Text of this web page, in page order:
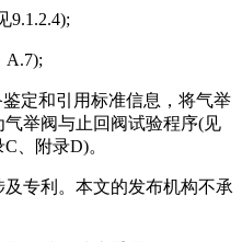
9.1.2.4);
A.7);
定和引用标准信息，将气举
举阀与止回阀试验程序(见
、附录D)。
专利。本文的发布机构不承